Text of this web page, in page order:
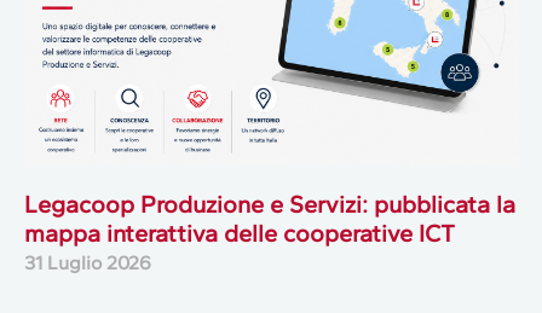
Legacoop Produzione e Servizi: pubblicata la
mappa interattiva delle cooperative ICT
31 Luglio 2026